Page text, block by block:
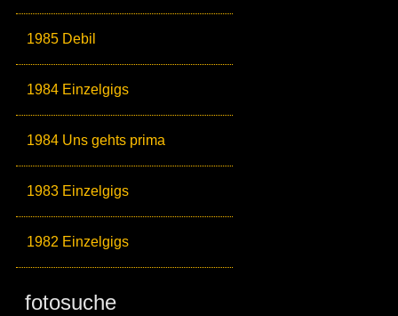
1985 Debil
1984 Einzelgigs
1984 Uns gehts prima
1983 Einzelgigs
1982 Einzelgigs
fotosuche